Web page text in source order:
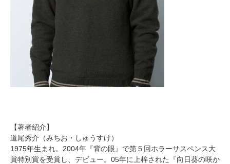
【著者紹介】
道尾秀介（みちお・しゅうすけ）
1975年生まれ。2004年『背の眼』で第５回ホラーサスペンス大
賞特別賞を受賞し、デビュー。05年に上梓された『向日葵の咲か